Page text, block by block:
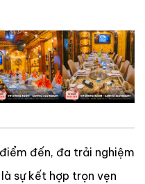
đến, đa trải nghiệm
sự kết hợp trọn vẹn